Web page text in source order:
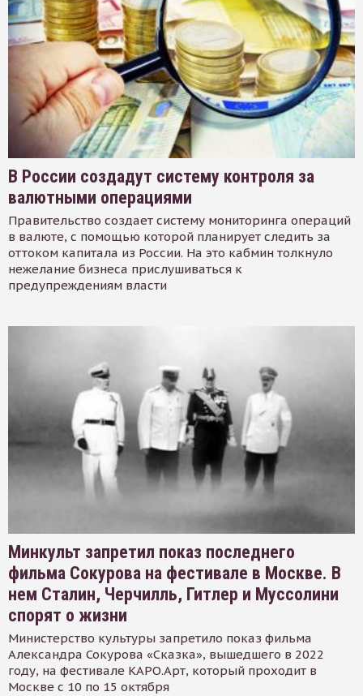
В России создадут систему контроля за
валютными операциями
Правительство создает систему мониторинга операций
в валюте, с помощью которой планирует следить за
оттоком капитала из России. На это кабмин толкнуло
нежелание бизнеса прислушиваться к
предупреждениям власти
Минкульт запретил показ последнего
фильма Сокурова на фестивале в Москве. В
нем Сталин, Черчилль, Гитлер и Муссолини
спорят о жизни
Министерство культуры запретило показ фильма
Александра Сокурова «Сказка», вышедшего в 2022
году, на фестивале КАРО.Арт, который проходит в
Москве с 10 по 15 октября